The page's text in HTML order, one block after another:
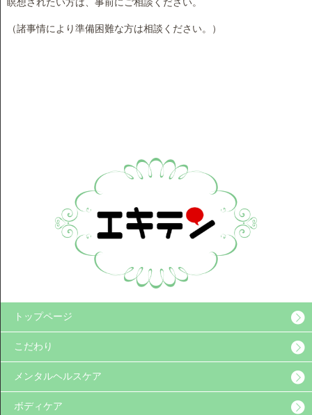
瞑想されたい方は、事前にご相談ください。
（諸事情により準備困難な方は相談ください。）
トップページ
こだわり
メンタルヘルスケア
ボディケア